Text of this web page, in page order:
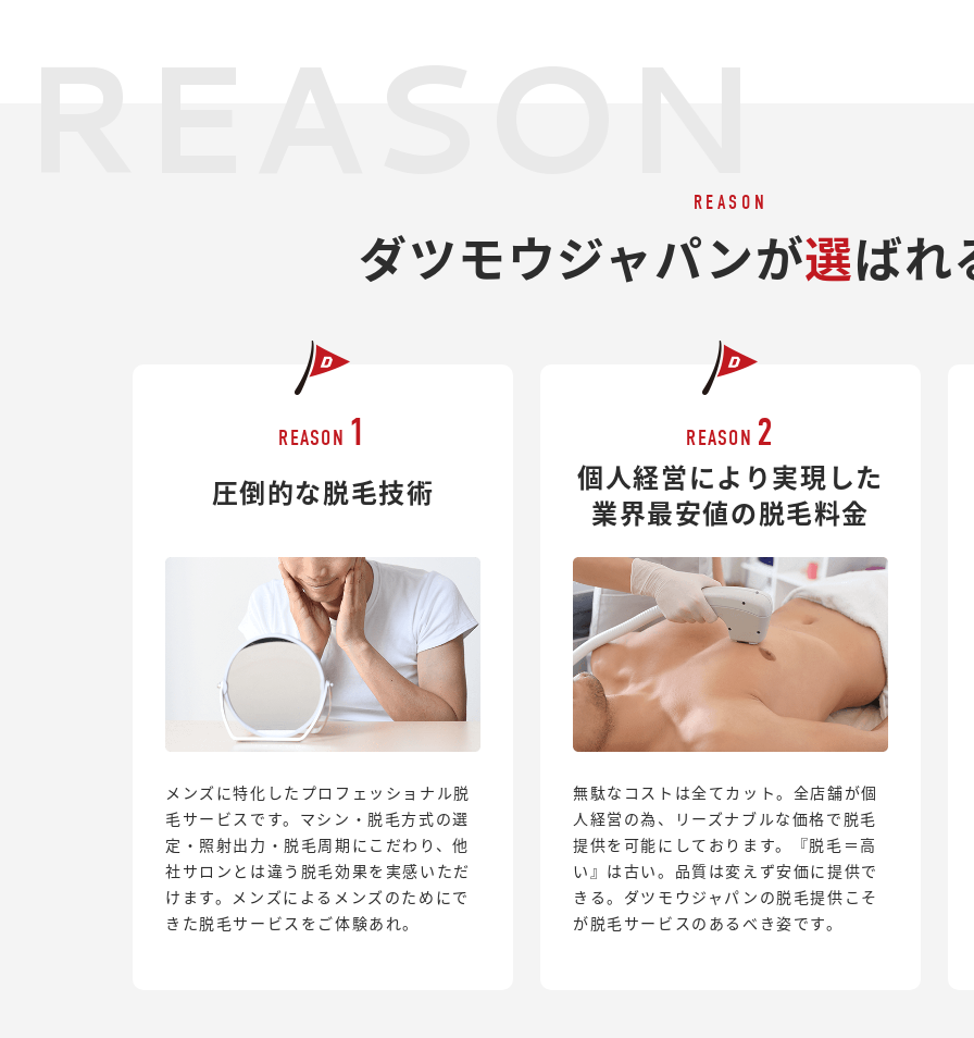
REASON
ダツモウジャパンが選ばれ
REASON 1
圧倒的な脱毛技術
メンズに特化したプロフェッショナル脱
毛サービスです。マシン・脱毛方式の選
定・照射出力・脱毛周期にこだわり、他
社サロンとは違う脱毛効果を実感いただ
けます。メンズによるメンズのためにで
きた脱毛サービスをご体験あれ。
REASON 2
個人経営により実現した
業界最安値の脱毛料金
無駄なコストは全てカット。全店舗が個
人経営の為、リーズナブルな価格で脱毛
提供を可能にしております。『脱毛＝高
い』は古い。品質は変えず安価に提供で
きる。ダツモウジャパンの脱毛提供こそ
が脱毛サービスのあるべき姿です。